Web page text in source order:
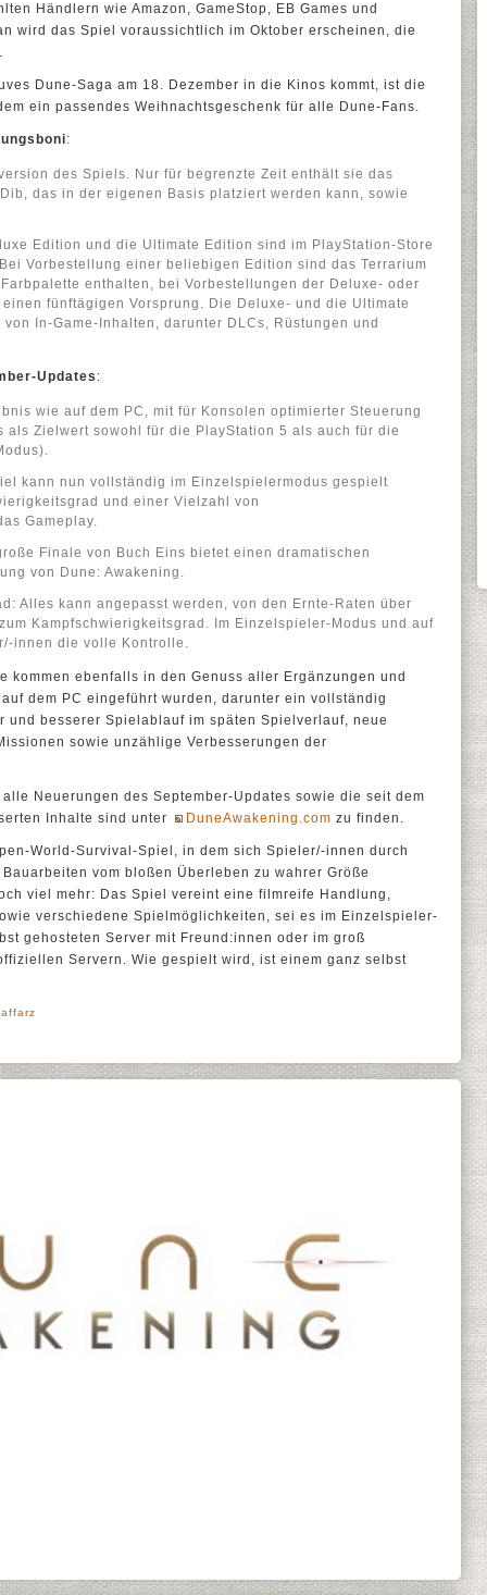
Händlern wie Amazon, GameStop, EB Games und
wird das Spiel voraussichtlich im Oktober erscheinen, die
Dune-Saga am 18. Dezember in die Kinos kommt, ist die
ein passendes Weihnachtsgeschenk für alle Dune-Fans.
:
des Spiels. Nur für begrenzte Zeit enthält sie das
das in der eigenen Basis platziert werden kann, sowie
Edition und die Ultimate Edition sind im PlayStation-Store
Vorbestellung einer beliebigen Edition sind das Terrarium
enthalten, bei Vorbestellungen der Deluxe- oder
fünftägigen Vorsprung. Die Deluxe- und die Ultimate
In-Game-Inhalten, darunter DLCs, Rüstungen und
Updates :
wie auf dem PC, mit für Konsolen optimierter Steuerung
als Zielwert sowohl für die PlayStation 5 als auch für die
kann nun vollständig im Einzelspielermodus gespielt
und einer Vielzahl von
Gameplay.
Finale von Buch Eins bietet einen dramatischen
von Dune: Awakening.
Alles kann angepasst werden, von den Ernte-Raten über
Kampfschwierigkeitsgrad. Im Einzelspieler-Modus und auf
innen die volle Kontrolle.
kommen ebenfalls in den Genuss aller Ergänzungen und
dem PC eingeführt wurden, darunter ein vollständig
und besserer Spielablauf im späten Spielverlauf, neue
sowie unzählige Verbesserungen der
Neuerungen des September-Updates sowie die seit dem
Inhalte sind unter
DuneAwakening.com zu finden.
World-Survival-Spiel, in dem sich Spieler/-innen durch
vom bloßen Überleben zu wahrer Größe
viel mehr: Das Spiel vereint eine filmreife Handlung,
verschiedene Spielmöglichkeiten, sei es im Einzelspieler-
gehosteten Server mit Freund:innen oder im groß
Servern. Wie gespielt wird, ist einem ganz selbst